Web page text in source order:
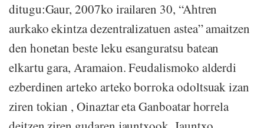
ditugu:Gaur, 2007ko irailaren 30, “Ahtren
aurkako ekintza dezentralizatuen astea” amaitzen
den honetan beste leku esanguratsu batean
elkartu gara, Aramaion. Feudalismoko alderdi
ezberdinen arteko arteko borroka odoltsuak izan
ziren tokian , Oinaztar eta Ganboatar horrela